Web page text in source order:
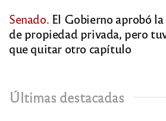
Senado. El Gobierno aprobó
de propiedad privada, pero
que quitar otro capítulo
Últimas destacadas